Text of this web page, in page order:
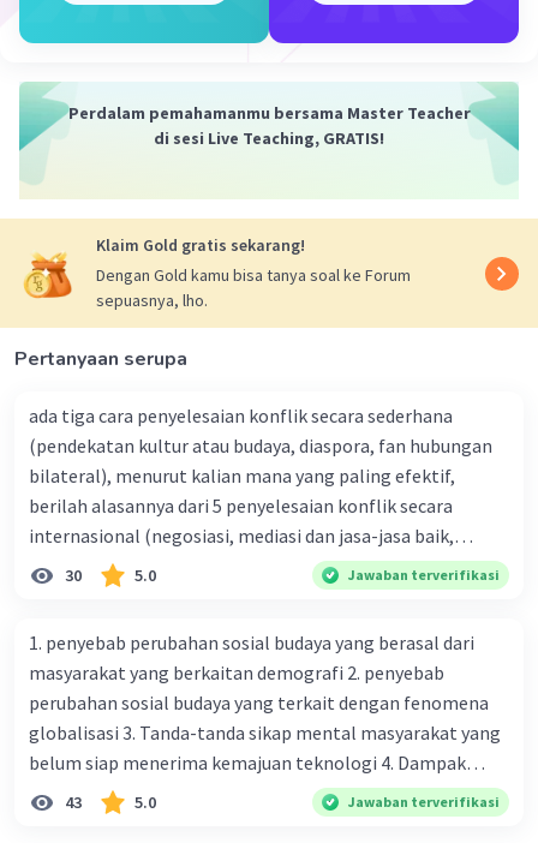
Perdalam pemahamanmu bersama Master Teacher
di sesi Live Teaching, GRATIS!
Klaim Gold gratis sekarang!
Dengan Gold kamu bisa tanya soal ke Forum
sepuasnya, lho.
Pertanyaan serupa
ada tiga cara penyelesaian konflik secara sederhana
(pendekatan kultur atau budaya, diaspora, fan hubungan
bilateral), menurut kalian mana yang paling efektif,
berilah alasannya dari 5 penyelesaian konflik secara
internasional (negosiasi, mediasi dan jasa-jasa baik,
konsiliasi, penyelidikan, dan penyelesaian di bawah
naungan organisasi PBB), menurut kalian mana yang
30 5.0 Jawaban terverifikasi
1. penyebab perubahan sosial budaya yang berasal dari
masyarakat yang berkaitan demografi 2. penyebab
perubahan sosial budaya yang terkait dengan fenomena
globalisasi 3. Tanda-tanda sikap mental masyarakat yang
belum siap menerima kemajuan teknologi 4. Dampak
modernisasi dalam kehidupan sosial masyarakat 5.
Kegiatan manusia di bidang ekonomi yang menunjukkan
43 5.0 Jawaban terverifikasi